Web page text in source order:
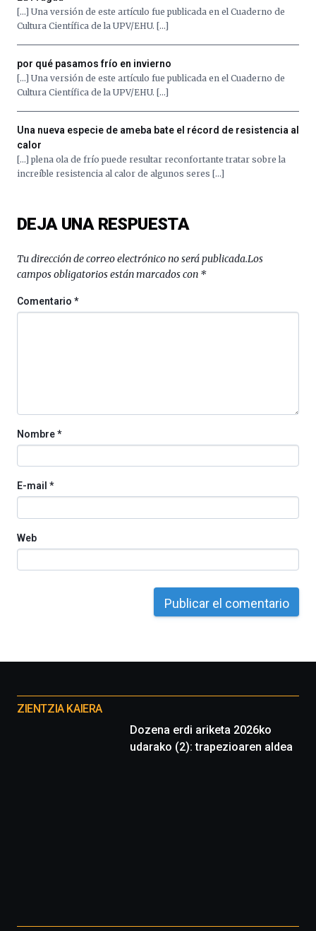
octubre.
iniciativa,
organizada
por
la
[…] Una versión de este artículo fue publicada en el Cuaderno de
Cultura Científica de la UPV/EHU. […]
por qué pasamos frío en invierno
[…] Una versión de este artículo fue publicada en el Cuaderno de
Cultura Científica de la UPV/EHU. […]
Una nueva especie de ameba bate el récord de resistencia al
calor
[…] plena ola de frío puede resultar reconfortante tratar sobre la
increíble resistencia al calor de algunos seres […]
DEJA UNA RESPUESTA
Tu dirección de correo electrónico no será publicada.Los
campos obligatorios están marcados con *
Comentario*
Nombre*
E-mail *
Web
proyectos
ZIENTZIA KAIERA
Dozena erdi ariketa 2026ko
udarako (2): trapezioaren aldea